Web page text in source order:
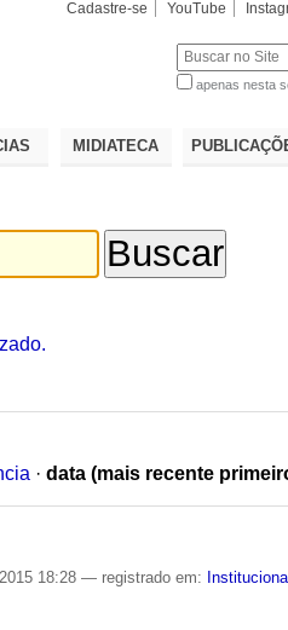
Cadastre-se YouTube
apenas nesta
MIDIATECA
· data (mais recente
18:28— registrado em: Institucional